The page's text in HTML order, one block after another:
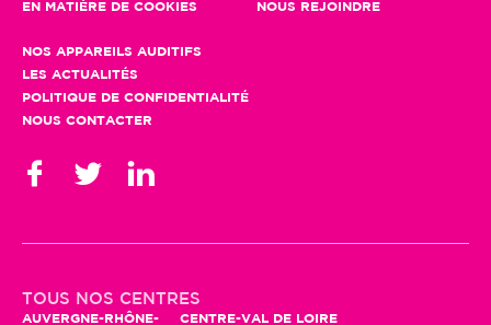
EN MATIÈRE DE COOKIES
NOUS REJOINDRE
NOS APPAREILS AUDITIFS
LES ACTUALITÉS
POLITIQUE DE CONFIDENTIALITÉ
NOUS CONTACTER
TOUS NOS CENTRES
AUVERGNE-RHÔNE- CENTRE-VAL DE LOIRE